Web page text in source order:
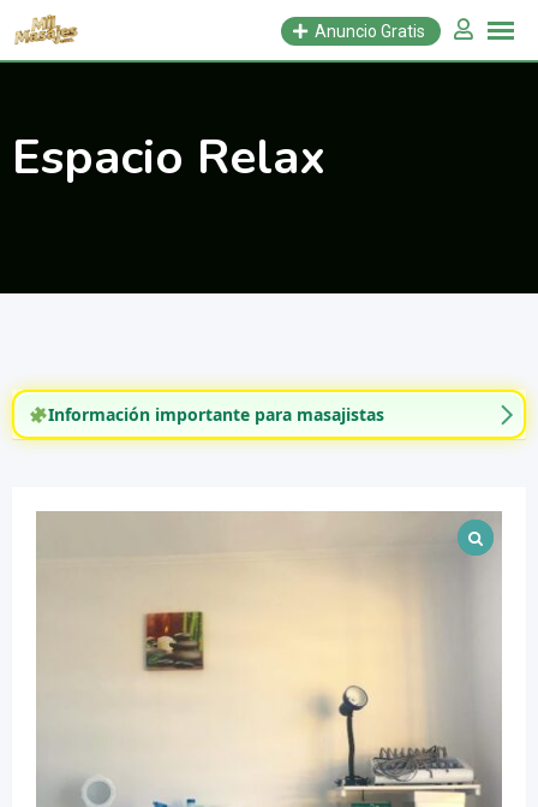
Saltar
Anuncio Gratis
Espacio Relax
Información importante para masajistas